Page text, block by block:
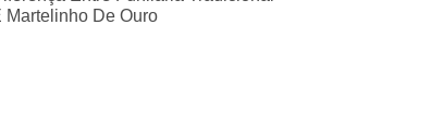
Martelinho De Ouro